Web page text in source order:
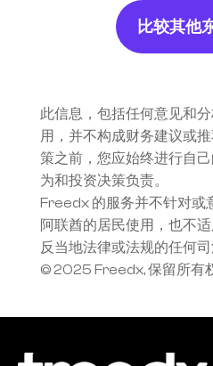
比较其他
此信息，包括任何意见和
用，并不构成财务建议或
策之前，您应始终进行自
为和投资决策负责。
Freedx 的服务并不针对或
阿联酋的居民使用，也不
反当地法律或法规的任何司
© 2025 Freedx, 保留所有